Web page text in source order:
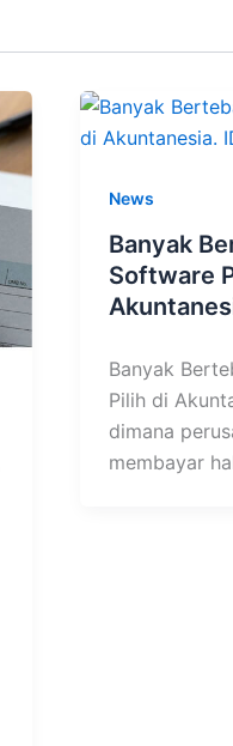
News
Banyak
Software
Banyak
Pilih di
dimana
membayar